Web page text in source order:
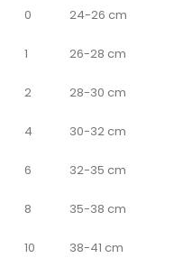
0 24-26 cm
1 26-28 cm
2 28-30 cm
4 30-32 cm
6 32-35 cm
8 35-38 cm
10 38-41 cm